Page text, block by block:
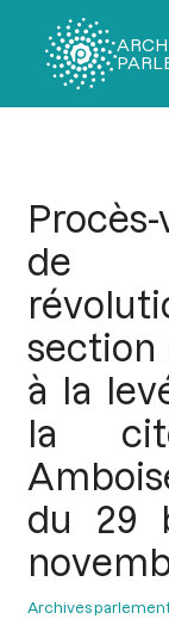
de
section
à la
la
du 29
Archives